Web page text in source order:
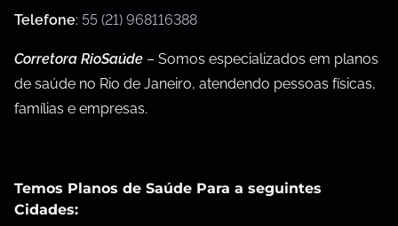
Telefone: 55 (21) 968116388
Corretora RioSaúde – Somos especializados em planos
de saúde no Rio de Janeiro, atendendo pessoas físicas,
famílias e empresas.
Temos Planos de Saúde Para a seguintes
Cidades: